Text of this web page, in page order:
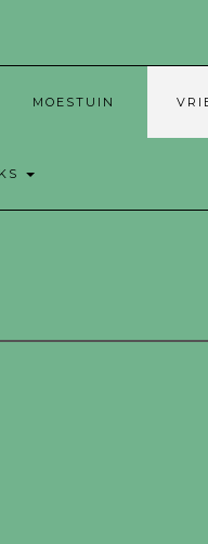
MOESTUIN